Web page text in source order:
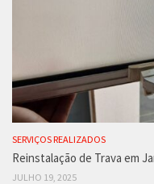
SERVIÇOS REALIZADOS
Reinstalação de Trava em
JULHO 19, 2025